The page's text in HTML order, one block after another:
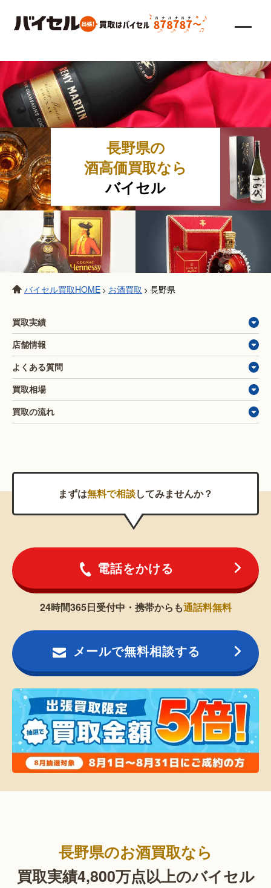
長野県の
酒高価買取なら
バイセル
バイセル買取HOME > お酒買取 > 長野県
買取実績
店舗情報
よくある質問
買取相場
買取の流れ
まずは無料で相談してみませんか？
電話をかける
24時間365日受付中・携帯からも通話料無料
メールで無料相談する
長野県のお酒買取なら
買取実績4,800万点以上のバイセル